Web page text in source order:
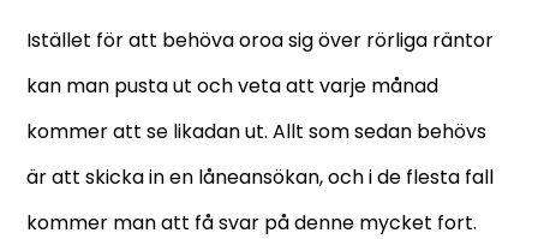
Istället för att behöva oroa sig över rörliga räntor
kan man pusta ut och veta att varje månad
kommer att se likadan ut. Allt som sedan behövs
är att skicka in en låneansökan, och i de flesta fall
kommer man att få svar på denne mycket fort.